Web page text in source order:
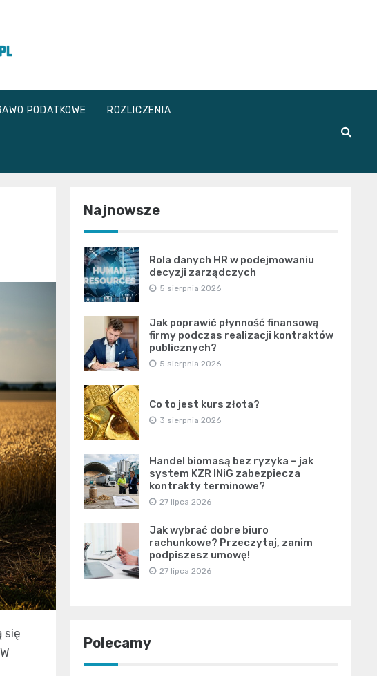
PODATKOWE ROZLICZENIA
się
Najnowsze
Rola danych HR w podejmowaniu
decyzji zarządczych
5 sierpnia 2026
Jak poprawić płynność finansową
firmy podczas realizacji kontraktów
publicznych?
5 sierpnia 2026
Co to jest kurs złota?
3 sierpnia 2026
Handel biomasą bez ryzyka – jak
system KZR INiG zabezpiecza
kontrakty terminowe?
27 lipca 2026
Jak wybrać dobre biuro
rachunkowe? Przeczytaj, zanim
podpiszesz umowę!
27 lipca 2026
Polecamy